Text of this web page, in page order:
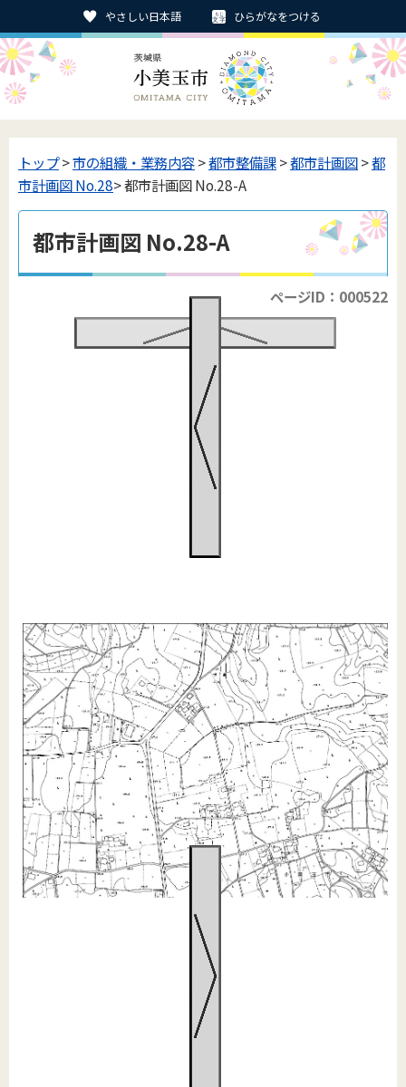
やさしい日本語 ひらがなをつける
トップ>市の組織・業務内容>都市整備課>都市計画図>都
市計画図 No.28> 都市計画図 No.28-A
都市計画図 No.28-A
ページID：000522